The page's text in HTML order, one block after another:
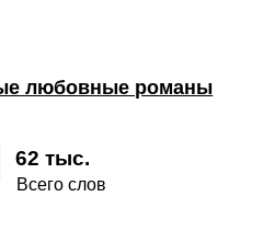
любовные романы
62 тыс.
Всего слов